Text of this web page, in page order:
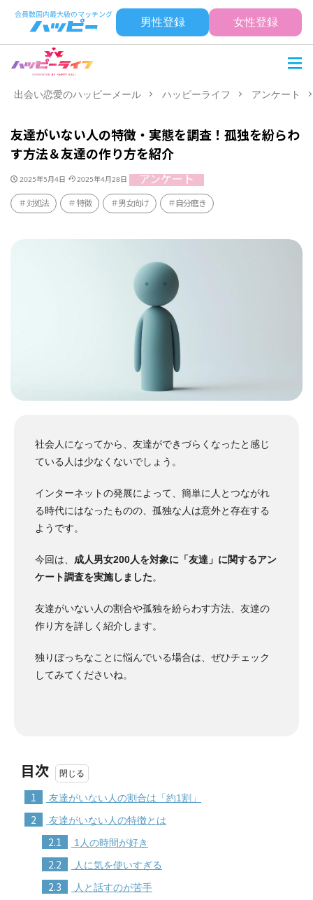
男性登録 女性登録
出会い恋愛のハッピーメール ハッピーライフ アンケート
友達がいない人の特徴・実態を調査！孤独を紛らわ
す方法＆友達の作り方を紹介
2025年5月4日 2025年4月28日 アンケート
対処法 特徴 男女向け 自分磨き
社会人になってから、友達ができづらくなったと感じ
ている人は少なくないでしょう。
インターネットの発展によって、簡単に人とつながれ
る時代にはなったものの、孤独な人は意外と存在する
ようです。
今回は、 成人男女200人を対象に「友達」に関するアン
ケート調査を実施しました。
友達がいない人の割合や孤独を紛らわす方法、友達の
作り方を詳しく紹介します。
独りぼっちなことに悩んでいる場合は、ぜひチェック
してみてくださいね。
目次
1 友達がいない人の割合は「約1割」
2 友達がいない人の特徴とは
2.1 1人の時間が好き
2.2 人に気を使いすぎる
2.3 人と話すのが苦手